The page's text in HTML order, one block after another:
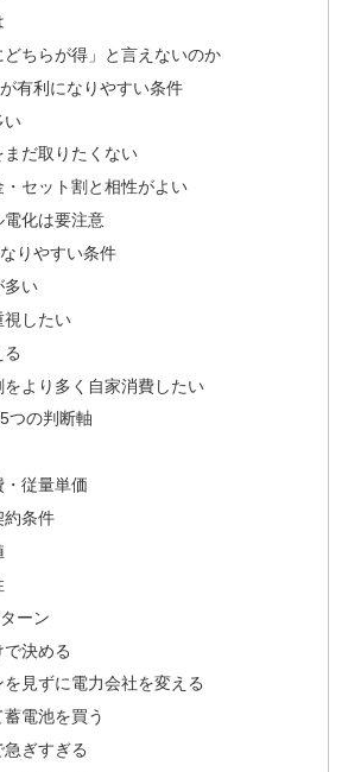
どちらが得」と言えないのか
有利になりやすい条件
い
だ取りたくない
セット割と相性がよい
化は要注意
りやすい条件
多い
視したい
をより多く自家消費したい
つの判断軸
従量単価
約条件
ーン
決める
見ずに電力会社を変える
電池を買う
ぎすぎる